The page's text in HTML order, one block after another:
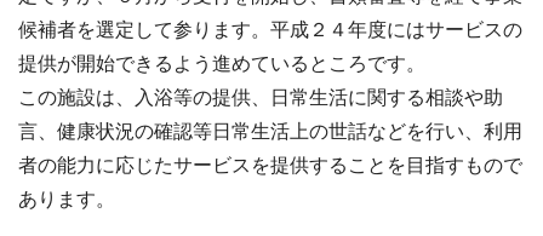
候補者を選定して参ります。平成２４年度にはサービスの
提供が開始できるよう進めているところです。
この施設は、入浴等の提供、日常生活に関する相談や助
言、健康状況の確認等日常生活上の世話などを行い、利用
者の能力に応じたサービスを提供することを目指すもので
あります。